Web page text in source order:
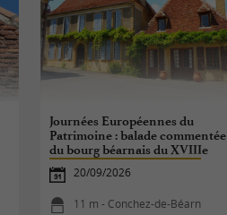
Journées Européennes du
Patrimoine : balade commentée
du bourg béarnais du XVIIIe
20/09/2026
11 m - Conchez-de-Béarn